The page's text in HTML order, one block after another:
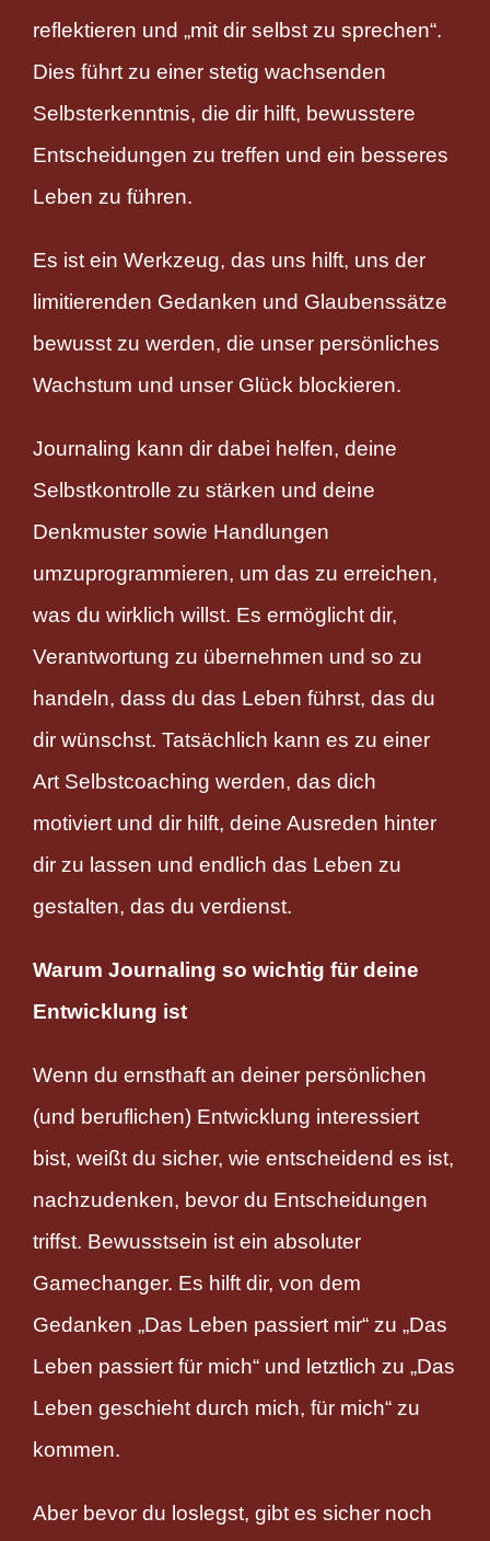
reflektieren und „mit dir selbst zu sprechen“.
Dies führt zu einer stetig wachsenden
Selbsterkenntnis, die dir hilft, bewusstere
Entscheidungen zu treffen und ein besseres
Leben zu führen.
Es ist ein Werkzeug, das uns hilft, uns der
limitierenden Gedanken und Glaubenssätze
bewusst zu werden, die unser persönliches
Wachstum und unser Glück blockieren.
Journaling kann dir dabei helfen, deine
Selbstkontrolle zu stärken und deine
Denkmuster sowie Handlungen
umzuprogrammieren, um das zu erreichen,
was du wirklich willst. Es ermöglicht dir,
Verantwortung zu übernehmen und so zu
handeln, dass du das Leben führst, das du
dir wünschst. Tatsächlich kann es zu einer
Art Selbstcoaching werden, das dich
motiviert und dir hilft, deine Ausreden hinter
dir zu lassen und endlich das Leben zu
gestalten, das du verdienst.
Warum Journaling so wichtig für deine
Entwicklung ist
Wenn du ernsthaft an deiner persönlichen
(und beruflichen) Entwicklung interessiert
bist, weißt du sicher, wie entscheidend es ist,
nachzudenken, bevor du Entscheidungen
triffst. Bewusstsein ist ein absoluter
Gamechanger. Es hilft dir, von dem
Gedanken „Das Leben passiert mir“ zu „Das
Leben passiert für mich“ und letztlich zu „Das
Leben geschieht durch mich, für mich“ zu
kommen.
Aber bevor du loslegst, gibt es sicher noch